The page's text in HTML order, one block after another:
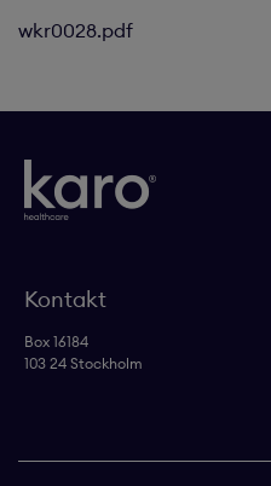
wkr0028.pdf
Kontakt
Box 16184
103 24 Stockholm